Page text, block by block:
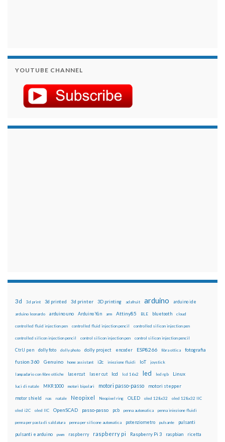
YOUTUBE CHANNEL
3d 3d print 3d printed 3d printer 3D printing adafruit arduino arduino ide
arduino leonardo arduino uno Arduino Yún arm Attiny85 BLE bluetooth cloud
controlled fluid injection pen controlled fluid injection pencil controlled silicon injection pen
controlled silicon injection pencil control silicon injection pen control silicon injection pencil
CtrlJ pen dolly foto dolly photo dolly project encoder ESP8266 fibra ottica fotografia
fusion 360 Genuino home assistant i2c iniezione fluidi IoT joystick
lampadario con fibre ottiche lasercut laser cut lcd lcd 16x2 led led rgb Linux
luci di natale MKR1000 motori bipolari motori passo-passo motori stepper
motor shield nas natale Neopixel Neopixel ring OLED oled 128x32 oled 128x32 IIC
oled i2C oled IIC OpenSCAD passo-passo pcb penna automatica penna iniezione fluidi
penna per pasta di saldatura penna per silicone automatica potenziometro pulsante pulsanti
pulsanti e arduino pwm raspberry raspberry pi Raspberry Pi 3 raspbian ricetta